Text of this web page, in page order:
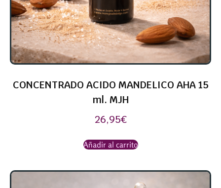
CONCENTRADO ACIDO MANDELICO AHA 15
ml. MJH
26,95€
Añadir al carrito